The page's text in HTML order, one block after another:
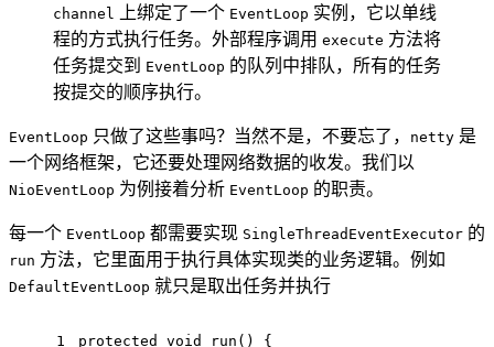
channel 上绑定了一个 EventLoop 实例，它以单线
程的方式执行任务。外部程序调用 execute 方法将
任务提交到 EventLoop 的队列中排队，所有的任务
按提交的顺序执行。
EventLoop 只做了这些事吗？当然不是，不要忘了， netty 是
一个网络框架，它还要处理网络数据的收发。我们以
NioEventLoop 为例接着分析 EventLoop 的职责。
每一个 EventLoop 都需要实现 SingleThreadEventExecutor 的
run 方法，它里面用于执行具体实现类的业务逻辑。例如
DefaultEventLoop 就只是取出任务并执行
1
protected void run ()
{